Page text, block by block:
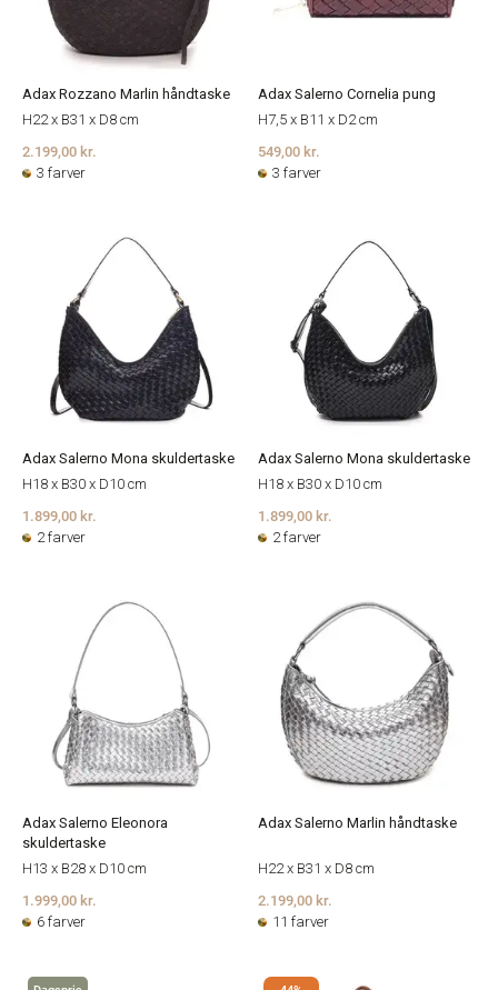
Adax Rozzano Marlin håndtaske
H22 x B31 x D8 cm
2.199,00 kr.
3 farver
Adax Salerno Cornelia pung
H7,5 x B11 x D2 cm
549,00 kr.
3 farver
Adax Salerno Mona skuldertaske
H18 x B30 x D10 cm
1.899,00 kr.
2 farver
Adax Salerno Mona skuldertaske
H18 x B30 x D10 cm
1.899,00 kr.
2 farver
Adax Salerno Eleonora
skuldertaske
H13 x B28 x D10 cm
1.999,00 kr.
6 farver
Adax Salerno Marlin håndtaske
H22 x B31 x D8 cm
2.199,00 kr.
11 farver